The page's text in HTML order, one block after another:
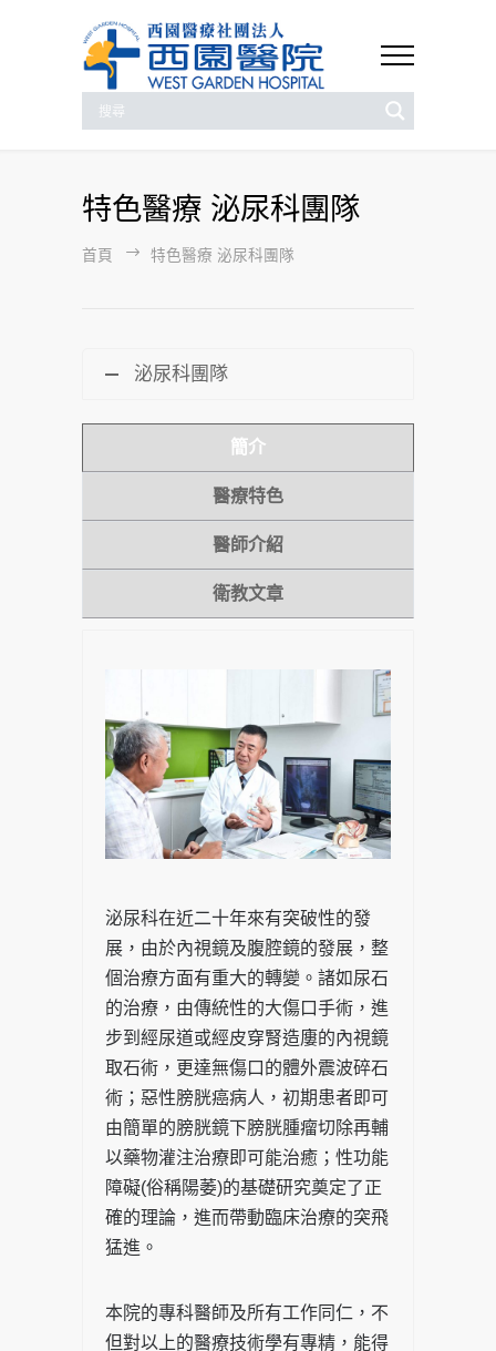
特色醫療 泌尿科團隊
首頁 特色醫療 泌尿科團隊
泌尿科團隊
簡介
醫療特色
醫師介紹
衛教文章
泌尿科在近二十年來有突破性的發
展，由於內視鏡及腹腔鏡的發展，整
個治療方面有重大的轉變。諸如尿石
的治療，由傳統性的大傷口手術，進
步到經尿道或經皮穿腎造廔的內視鏡
取石術，更達無傷口的體外震波碎石
術；惡性膀胱癌病人，初期患者即可
由簡單的膀胱鏡下膀胱腫瘤切除再輔
以藥物灌注治療即可能治癒；性功能
障礙(俗稱陽萎)的基礎研究奠定了正
確的理論，進而帶動臨床治療的突飛
猛進。
本院的專科醫師及所有工作同仁，不
但對以上的醫療技術學有專精，能得